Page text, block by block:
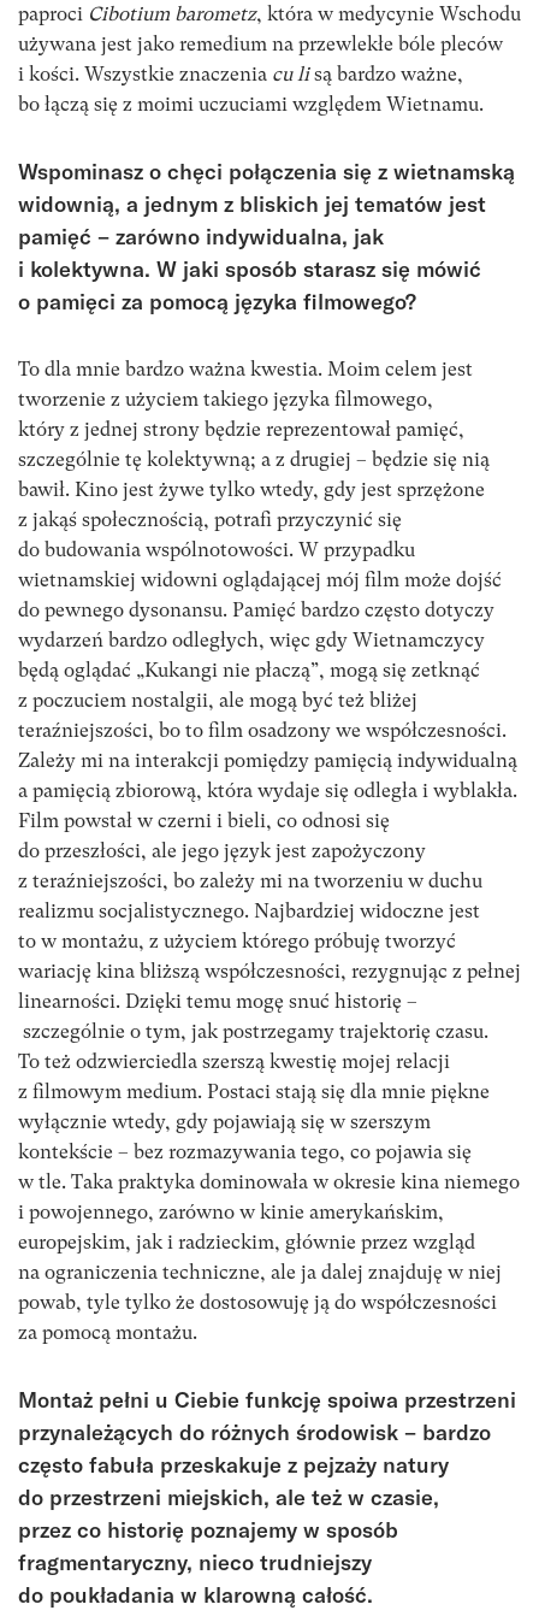
paproci Cibotium barometz, która w medycynie Wschodu
używana jest jako remedium na przewlekłe bóle pleców
i kości. Wszystkie znaczenia cu lisą bardzo ważne,
bo łączą się z moimi uczuciami względem Wietnamu.
Wspominasz o chęci połączenia się z wietnamską
widownią, a jednym z bliskich jej tematów jest
pamięć – zarówno indywidualna, jak
i kolektywna. W jaki sposób starasz się mówić
o pamięci za pomocą języka filmowego?
To dla mnie bardzo ważna kwestia. Moim celem jest
tworzenie z użyciem takiego języka filmowego,
który z jednej strony będzie reprezentował pamięć,
szczególnie tę kolektywną; a z drugiej – będzie się nią
bawił. Kino jest żywe tylko wtedy, gdy jest sprzężone
z jakąś społecznością, potrafi przyczynić się
do budowania wspólnotowości. W przypadku
wietnamskiej widowni oglądającej mój film może dojść
do pewnego dysonansu. Pamięć bardzo często dotyczy
wydarzeń bardzo odległych, więc gdy Wietnamczycy
będą oglądać „Kukangi nie płaczą”, mogą się zetknąć
z poczuciem nostalgii, ale mogą być też bliżej
teraźniejszości, bo to film osadzony we współczesności.
Zależy mi na interakcji pomiędzy pamięcią indywidualną
a pamięcią zbiorową, która wydaje się odległa i wyblakła.
Film powstał w czerni i bieli, co odnosi się
do przeszłości, ale jego język jest zapożyczony
z teraźniejszości, bo zależy mi na tworzeniu w duchu
realizmu socjalistycznego. Najbardziej widoczne jest
to w montażu, z użyciem którego próbuję tworzyć
wariację kina bliższą współczesności, rezygnując z pełnej
linearności. Dzięki temu mogę snuć historię –
szczególnie o tym, jak postrzegamy trajektorię czasu.
To też odzwierciedla szerszą kwestię mojej relacji
z filmowym medium. Postaci stają się dla mnie piękne
wyłącznie wtedy, gdy pojawiają się w szerszym
kontekście – bez rozmazywania tego, co pojawia się
w tle. Taka praktyka dominowała w okresie kina niemego
i powojennego, zarówno w kinie amerykańskim,
europejskim, jak i radzieckim, głównie przez wzgląd
na ograniczenia techniczne, ale ja dalej znajduję w niej
powab, tyle tylko że dostosowuję ją do współczesności
za pomocą montażu.
Montaż pełni u Ciebie funkcję spoiwa przestrzeni
przynależących do różnych środowisk – bardzo
często fabuła przeskakuje z pejzaży natury
do przestrzeni miejskich, ale też w czasie,
przez co historię poznajemy w sposób
fragmentaryczny, nieco trudniejszy
do poukładania w klarowną całość.